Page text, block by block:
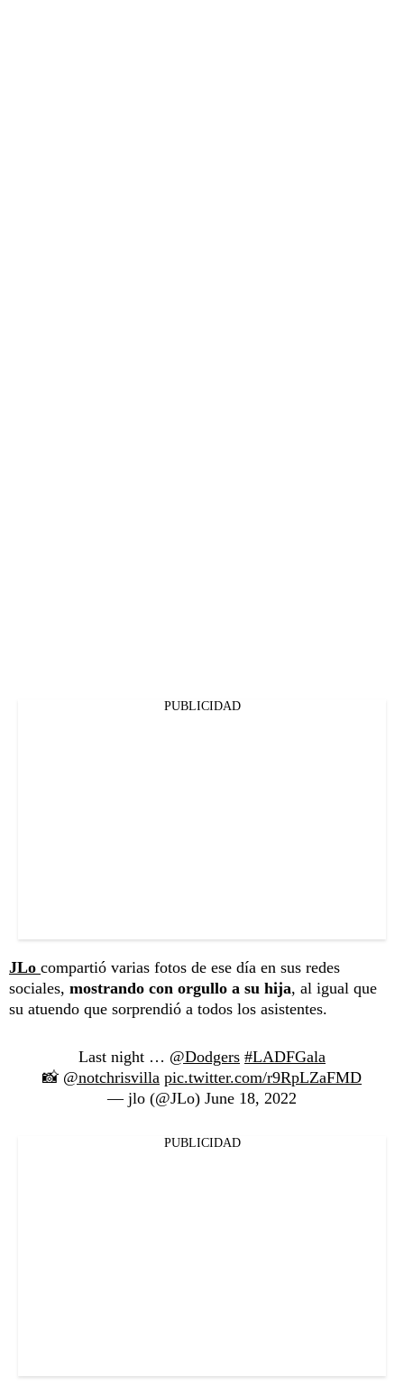
PUBLICIDAD
JLo compartió varias fotos de ese día en sus redes
sociales, mostrando con orgullo a su hija, al igual que
su atuendo que sorprendió a todos los asistentes.
Last night … @Dodgers #LADFGala
📸 @notchrisvilla pic.twitter.com/r9RpLZaFMD
— jlo (@JLo) June 18, 2022
PUBLICIDAD